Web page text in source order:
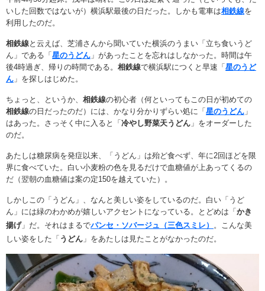
いした回数ではないが）横浜駅最後の日だった。しかも電車は相鉄線を
利用したのだ。
相鉄線と云えば、芝浦さんから聞いていた横浜のうまい「立ち食いうど
ん」である「 星のうどん 」があったことを忘れはしなかった。時間は午
後4時過ぎ、帰りの時間である。 相鉄線で横浜駅につくと早速「 星のうど
ん 」を探しはじめた。
ちょっと、というか、 相鉄線の初心者（何といってもこの日が初めての
相鉄線の日だったのだ）には、かなり分かりずらい処に「 星のうどん 」
はあった。さっそく中に入ると「 冷やし野菜天うどん 」をオーダーした
のだ。
あたしは糖尿病を発症以来、「うどん」は殆ど食べず、年に2回ほどを限
界に食べていた。白い小麦粉の色を見るだけで血糖値が上あってくるの
だ（翌朝の血糖値は案の定150を越えていた）。
しかしこの「うどん」、なんと美しい姿をしているのだ。白い「うど
ん」には緑のわかめが嬉しいアクセントになっている。とどめは「 かき
揚げ」だ。それはまるでパンセ・ソバージュ（三色スミレ） 。 こんな美
しい姿をした「 うどん 」をあたしは見たことがなかったのだ。